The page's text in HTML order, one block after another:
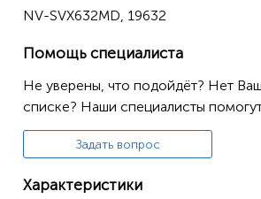
Speech
NV-SVX632MD, 19632
Помощь специалиста
Не уверены, что подойдёт? Нет
списке? Наши специалисты
Задать вопрос
Характеристики